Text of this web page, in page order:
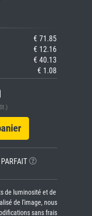
€ 71.85
€ 12.16
€ 40.13
€ 1.08
de luminosité et de
de l'image, nous
sans frais